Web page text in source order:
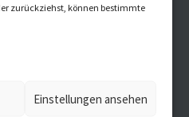
zurückziehst, können bestimmte
Einstellungen ansehen